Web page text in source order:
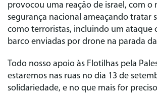
provocou uma reação de israel, com o
segurança nacional ameaçando tratar
como terroristas, incluindo um ataque
barco enviadas por drone na parada da
Todo nosso apoio às Flotilhas pela
estaremos nas ruas no dia 13 de
solidariedade, e no que mais for